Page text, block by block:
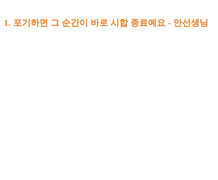
1. 포기하면 그 순간이 바로 시합 종료예요 - 안선생님